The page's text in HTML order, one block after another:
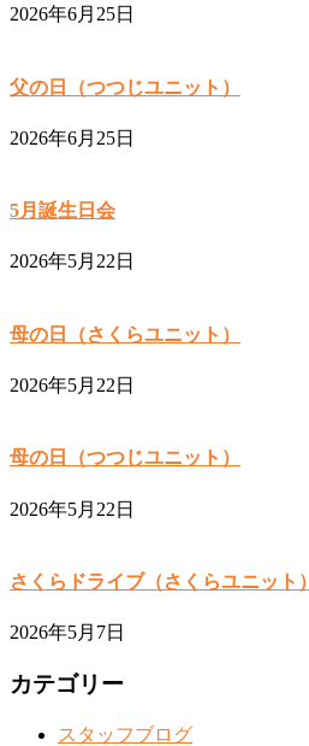
2026年6月25日
父の日（つつじユニット）
2026年6月25日
5月誕生日会
2026年5月22日
母の日（さくらユニット）
2026年5月22日
母の日（つつじユニット）
2026年5月22日
さくらドライブ（さくらユニット）
2026年5月7日
カテゴリー
スタッフブログ